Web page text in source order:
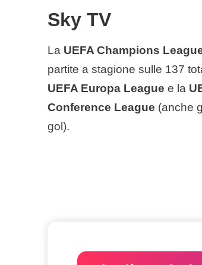
Sky TV
La UEFA Champions
partite a stagione sulle 137
UEFA Europa League e la
Conference League (anche
gol).